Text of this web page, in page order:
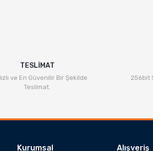
TESLİMAT
ve En Güvenilir Bir Şekilde
Teslimat.
256bit
Kurumsal Alışveriş